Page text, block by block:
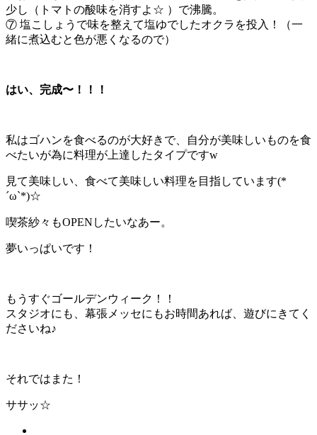
少し（トマトの酸味を消すよ☆ ）で沸騰。
⑦ 塩こしょうで味を整えて塩ゆでしたオクラを投入！（一
緒に煮込むと色が悪くなるので）
はい、完成〜！！！
私はゴハンを食べるのが大好きで、自分が美味しいものを食
べたいが為に料理が上達したタイプですw
見て美味しい、食べて美味しい料理を目指しています(*
´ω`*)☆
喫茶紗々もOPENしたいなあー。
夢いっぱいです！
もうすぐゴールデンウィーク！！
スタジオにも、幕張メッセにもお時間あれば、遊びにきてく
ださいね♪
それではまた！
ササッ☆